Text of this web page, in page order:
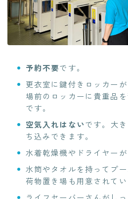
予約不要です。
更衣室に鍵付きロッカー
場前のロッカーに貴重品
です。
空気入れはないです。大
ち込みできます。
水着乾燥機やドライヤーが
水筒やタオルを持ってプー
荷物置き場も用意されてい